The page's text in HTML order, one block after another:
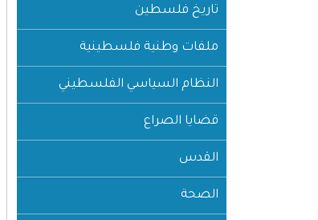
تاريخ فلسطين
ملفات وطنية فلسطينية
النظام السياسي الفلسطيني
قضايا الصراع
القدس
الصحة